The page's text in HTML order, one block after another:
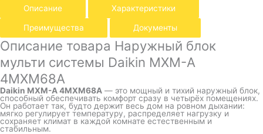
Описание
Характеристики
Преимущества Документы
Описание товара Наружный блок
мульти системы Daikin MXM-A
4MXM68A
Daikin MXM-A 4MXM68A — это мощный и тихий наружный блок,
способный обеспечивать комфорт сразу в четырёх помещениях.
Он работает так, будто держит весь дом на ровном дыхании:
мягко регулирует температуру, распределяет нагрузку и
сохраняет климат в каждой комнате естественным и
стабильным.